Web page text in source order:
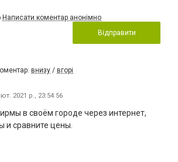
Написати коментар анонімно
Відправити
внизу / вгорі
2021 р., 23:54:56
в своём городе через интернет,
и сравните цены.